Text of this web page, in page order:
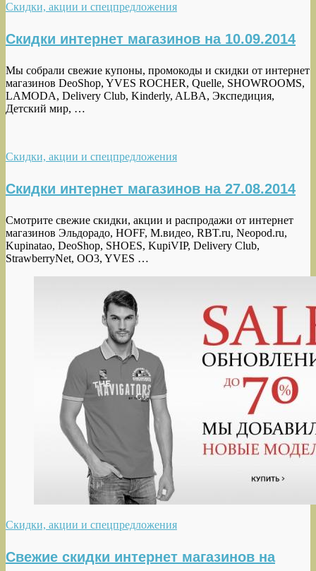
Скидки, акции и спецпредложения
Скидки интернет магазинов на 10.09.2014
Мы собрали свежие купоны, промокоды и скидки от интернет
магазинов DeoShop, YVES ROCHER, Quelle, SHOWROOMS,
LAMODA, Delivery Club, Kinderly, ALBA, Экспедиция,
Детский мир, …
Скидки, акции и спецпредложения
Скидки интернет магазинов на 27.08.2014
Смотрите свежие скидки, акции и распродажи от интернет
магазинов Эльдорадо, HOFF, М.видео, RBT.ru, Neopod.ru,
Kupinatao, DeoShop, SHOES, KupiVIP, Delivery Club,
StrawberryNet, OO3, YVES …
Скидки, акции и спецпредложения
Свежие скидки интернет магазинов на